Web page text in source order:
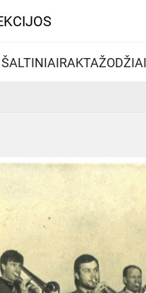
RAKTAŽODŽIAI